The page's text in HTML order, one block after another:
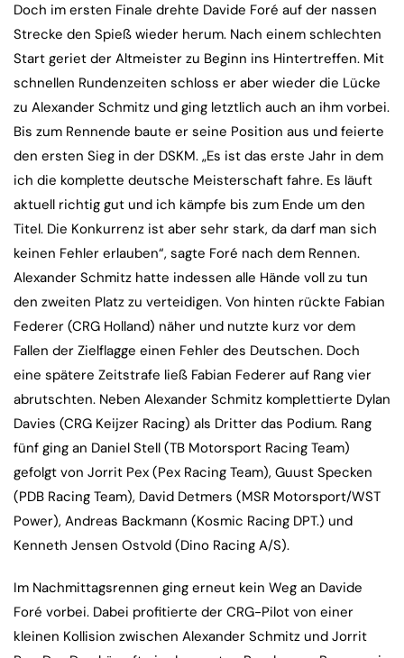
Doch im ersten Finale drehte Davide Foré auf der nassen
Strecke den Spieß wieder herum. Nach einem schlechten
Start geriet der Altmeister zu Beginn ins Hintertreffen. Mit
schnellen Rundenzeiten schloss er aber wieder die Lücke
zu Alexander Schmitz und ging letztlich auch an ihm vorbei.
Bis zum Rennende baute er seine Position aus und feierte
den ersten Sieg in der DSKM. „Es ist das erste Jahr in dem
ich die komplette deutsche Meisterschaft fahre. Es läuft
aktuell richtig gut und ich kämpfe bis zum Ende um den
Titel. Die Konkurrenz ist aber sehr stark, da darf man sich
keinen Fehler erlauben“, sagte Foré nach dem Rennen.
Alexander Schmitz hatte indessen alle Hände voll zu tun
den zweiten Platz zu verteidigen. Von hinten rückte Fabian
Federer (CRG Holland) näher und nutzte kurz vor dem
Fallen der Zielflagge einen Fehler des Deutschen. Doch
eine spätere Zeitstrafe ließ Fabian Federer auf Rang vier
abrutschten. Neben Alexander Schmitz komplettierte Dylan
Davies (CRG Keijzer Racing) als Dritter das Podium. Rang
fünf ging an Daniel Stell (TB Motorsport Racing Team)
gefolgt von Jorrit Pex (Pex Racing Team), Guust Specken
(PDB Racing Team), David Detmers (MSR Motorsport/WST
Power), Andreas Backmann (Kosmic Racing DPT.) und
Kenneth Jensen Ostvold (Dino Racing A/S).
Im Nachmittagsrennen ging erneut kein Weg an Davide
Foré vorbei. Dabei profitierte der CRG-Pilot von einer
kleinen Kollision zwischen Alexander Schmitz und Jorrit